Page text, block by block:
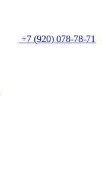
+7 (920) 078-78-71